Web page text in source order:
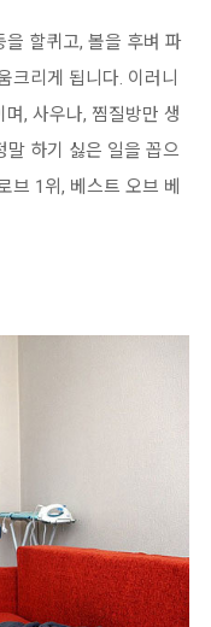
할퀴고, 볼을 후벼 파
크리게 됩니다. 이러니
, 사우나, 찜질방만 생
말 하기 싫은 일을 꼽으
브 1위, 베스트 오브 베